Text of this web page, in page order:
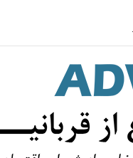
از زنان به عنوان سلاح